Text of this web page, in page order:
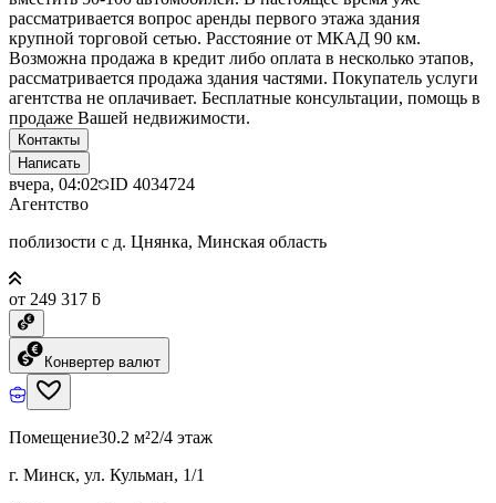
рассматривается вопрос аренды первого этажа здания
крупной торговой сетью. Расстояние от МКАД 90 км.
Возможна продажа в кредит либо оплата в несколько этапов,
рассматривается продажа здания частями. Покупатель услуги
агентства не оплачивает. Бесплатные консультации, помощь в
продаже Вашей недвижимости.
Контакты
Написать
вчера, 04:02 ID 4034724
Агентство
поблизости с д. Цнянка, Минская область
от 249 317 ƃ
Конвертер валют
Помещение30.2 м²2/4 этаж
г. Минск, ул. Кульман, 1/1